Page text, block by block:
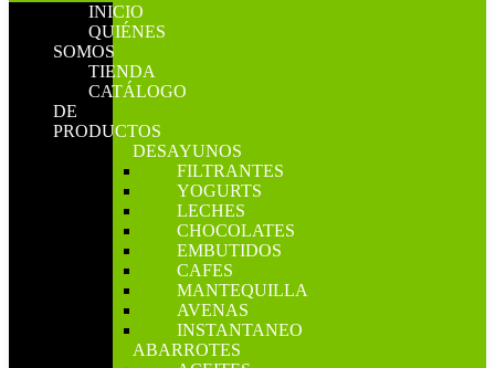
INICIO
QUIÉNES
SOMOS
TIENDA
CATÁLOGO
DE
PRODUCTOS
DESAYUNOS
FILTRANTES
YOGURTS
LECHES
CHOCOLATES
EMBUTIDOS
CAFES
MANTEQUILLA
AVENAS
INSTANTANEO
ABARROTES